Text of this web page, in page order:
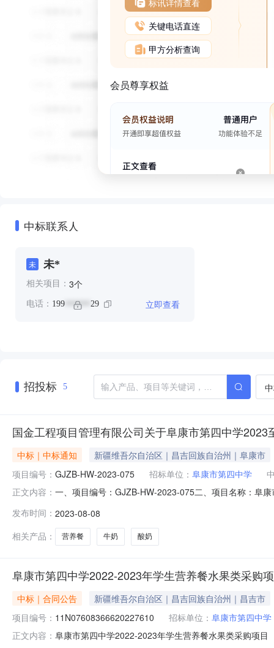
关键电话直连
甲方分析查询
会员尊享权益
中标联系人
未 未*
相关项目： 3个
电话： 199 ****** 29 立即查看
招投标 5
国金工程项目管理有限公司关于阜康市第四中学
中标｜中标通知
新疆维吾尔自治区｜昌吉回族自治州｜阜康市
项目编号： GJZB-HW-2023-075 招标单位： 阜康市第四中学
正文内容： 一、项目编号：GJZB-HW-2023-075二、项目名称：阜
奶供应商，负责2023至2024学年营养餐（牛奶、酸奶）
发布时间： 2023-08-08
相关产品：
营养餐 牛奶 酸奶
阜康市第四中学2022-2023年学生营养餐水果类采购
中标｜合同公告
新疆维吾尔自治区｜昌吉回族自治州｜昌吉市
项目编号： 11N07608366620227610 招标单位： 阜康市第四中学
正文内容： 阜康市第四中学2022-2023年学生营养餐水果类采购项